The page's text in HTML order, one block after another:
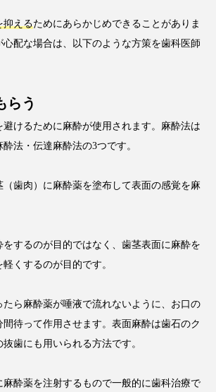
抑えるためにあらかじめできることがありま
配な場合は、以下のような方策を歯科医師
らう
けるために麻酔が使用されます。麻酔法は
法・伝達麻酔法の3つです。
（歯肉）に麻酔薬を塗布して表面の感覚を麻
をするのが目的ではなく、歯茎表面に麻酔を
くするのが目的です。
ら麻酔薬が唾液で流れないように、お口の
待って作用させます。表面麻酔は歯石のク
歯にも用いられる方法です。
麻酔薬を注射するもので一般的に歯科治療で